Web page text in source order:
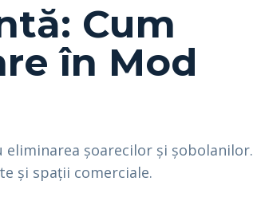
Cum
în Mod
șoarecilor și șobolanilor.
și spații comerciale.